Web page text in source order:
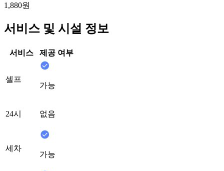
1,880원
서비스 및 시설 정보
서비스 제공 여부
셀프
가능
24시 없음
세차
가능